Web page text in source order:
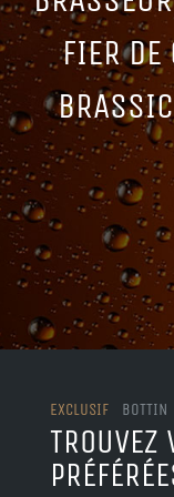
FIER DE
EXCLUSIF BOTTIN
TROUVEZ